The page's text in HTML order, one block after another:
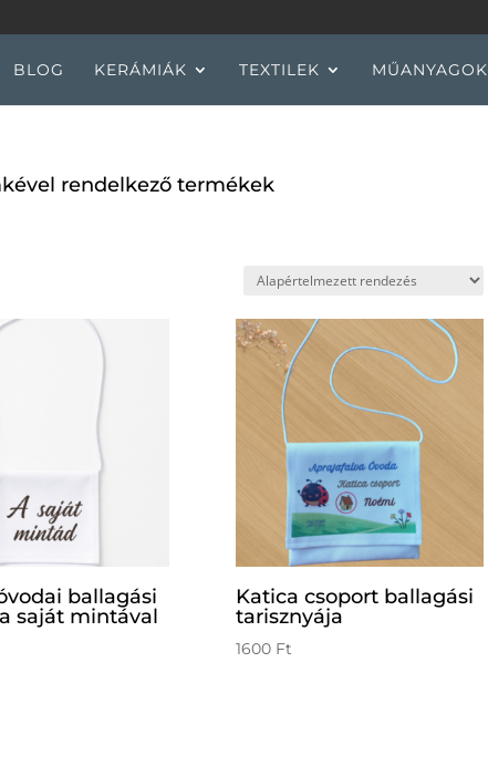
BLOG KERÁMIÁK TEXTILEK MŰANYAGOK
rendelkező termékek
ballagási
saját mintával
Katica csoport ballagási
tarisznyája
1600 Ft